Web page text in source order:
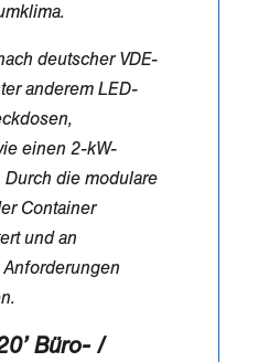
deutscher VDE-
anderem LED-
einen 2-kW-
Durch die modulare
Container
und an
Büro- /